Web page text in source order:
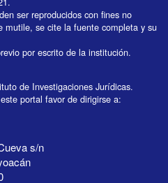
ser reproducidos con fines no
mutile, se cite la fuente completa y su
por escrito de la institución.
de Investigaciones Jurídicas.
portal favor de dirigirse a:
s/n